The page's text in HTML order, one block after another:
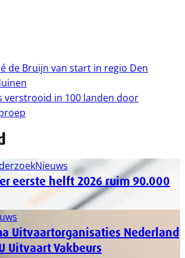
de Bruijn van start in regio Den
verstrooid in 100 landen door
Nieuws
eerste helft 2026 ruim 90.000
Uitvaartorganisaties Nederland
Uitvaart Vakbeurs